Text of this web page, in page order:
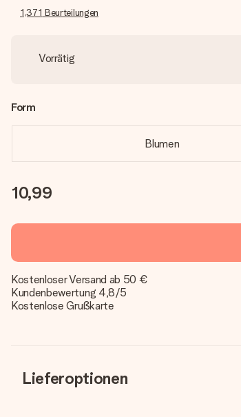
1,371 Beurteilungen
Vorrätig
Form
Blumen
10,99
Kostenloser Versand ab 50 €
Kundenbewertung 4,8/5
Kostenlose Grußkarte
Lieferoptionen